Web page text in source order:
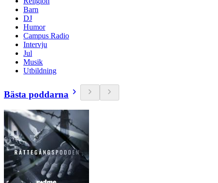
Barn
DJ
Humor
Campus Radio
Intervju
Jul
Musik
Utbildning
Bästa poddarna